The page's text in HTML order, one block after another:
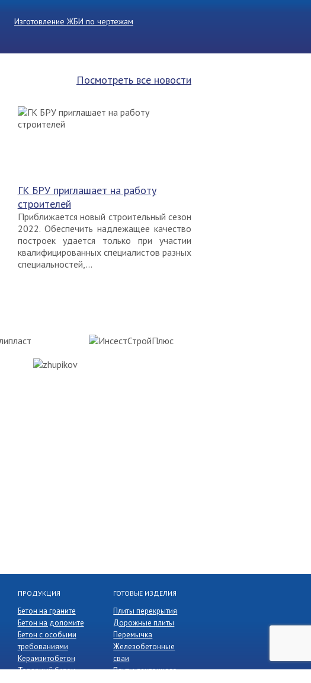
Изготовление ЖБИ по чертежам
Посмотреть все новости
ГК БРУ приглашает на работу
строителей
Приближается новый строительный сезон
2022. Обеспечить надлежащее качество
построек удается только при участии
квалифицированных специалистов разных
специальностей,...
ПРОДУКЦИЯ
Бетон на граните
Бетон на доломите
Бетон с особыми
требованиями
Керамзитобетон
Товарный бетон
ГОТОВЫЕ ИЗДЕЛИЯ
Плиты перекрытия
Дорожные плиты
Перемычка
Железобетонные
сваи
Плиты ленточного